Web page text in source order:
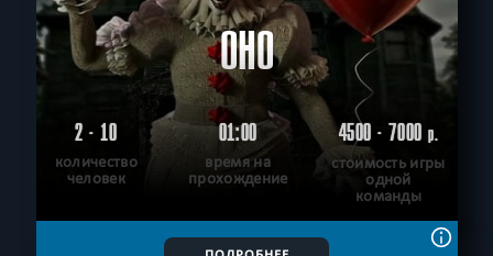
ОНО
2 - 10
количество
человек
01:00
время на
прохождение
4500 - 7000р.
стоимость игры
одной
команды